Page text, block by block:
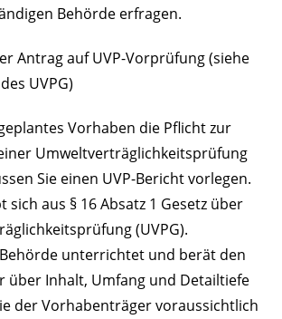
Behörde erfragen.
Antrag auf UVP-Vorprüfung (siehe
UVPG)
Vorhaben die Pflicht zur
Umweltverträglichkeitsprüfung
Sie einen UVP-Bericht vorlegen.
sich aus § 16 Absatz 1 Gesetz über
(UVPG).
unterrichtet und berät den
über Inhalt, Umfang und Detailtiefe
der Vorhabenträger voraussichtlich